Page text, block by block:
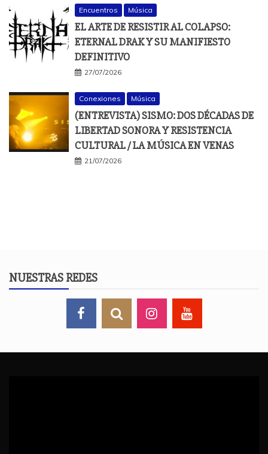
Encuentros Música
EL ARTE DE RESISTIR AL COLAPSO:
ETERNAL DRAK Y SU MANIFIESTO
DEFINITIVO
27/07/2026
Conexiones Música
(ENTREVISTA) SISMO: DOS DÉCADAS DE
LIBERTAD SONORA Y RESISTENCIA
CULTURAL / LA MÚSICA EN VENAS
21/07/2026
NUESTRAS REDES